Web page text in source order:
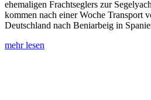
ehemaligen Frachtseglers zur
kommen nach einer Woche Transport
Deutschland nach Beniarbeig in
mehr lesen